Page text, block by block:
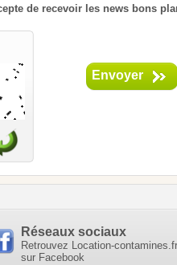
de recevoir les news bons
Envoyer
Réseaux sociaux
Retrouvez Location-contamines.fr
sur Facebook